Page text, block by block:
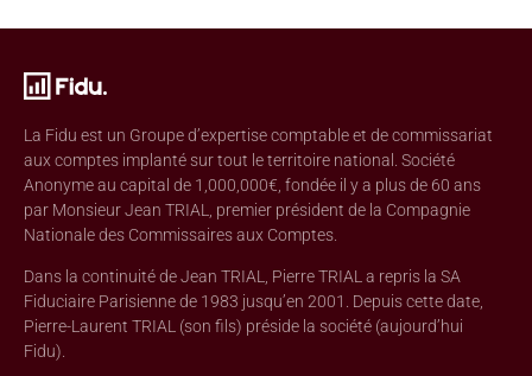
La Fidu est un Groupe d’expertise comptable et de commissariat
aux comptes implanté sur tout le territoire national. Société
Anonyme au capital de 1,000,000€, fondée il y a plus de 60 ans
par Monsieur Jean TRIAL, premier président de la Compagnie
Nationale des Commissaires aux Comptes.
Dans la continuité de Jean TRIAL, Pierre TRIAL a repris la SA
Fiduciaire Parisienne de 1983 jusqu’en 2001. Depuis cette date,
Pierre-Laurent TRIAL (son fils) préside la société (aujourd’hui
Fidu).